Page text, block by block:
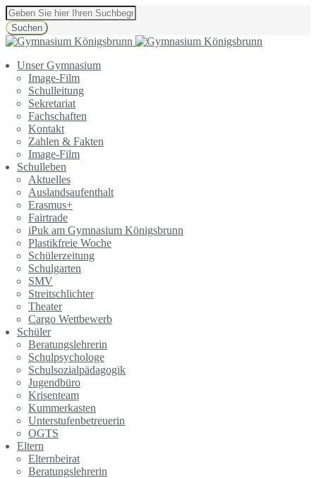
Suchen
Unser Gymnasium
Image-Film
Schulleitung
Sekretariat
Fachschaften
Kontakt
Zahlen & Fakten
Image-Film
Schulleben
Aktuelles
Auslandsaufenthalt
Erasmus+
Fairtrade
iPuk am Gymnasium Königsbrunn
Plastikfreie Woche
Schülerzeitung
Schulgarten
SMV
Streitschlichter
Theater
Cargo Wettbewerb
Schüler
Beratungslehrerin
Schulpsychologe
Schulsozialpädagogik
Jugendbüro
Krisenteam
Kummerkasten
Unterstufenbetreuerin
OGTS
Eltern
Elternbeirat
Beratungslehrerin